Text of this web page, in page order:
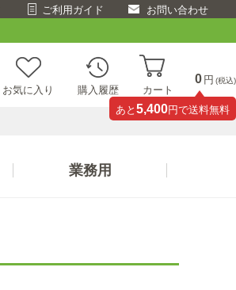
ご利用ガイド お問い合わせ
お気に入り 購入履歴 カート
0 円 (税込)
あと 5,400円で送料無料
業務用